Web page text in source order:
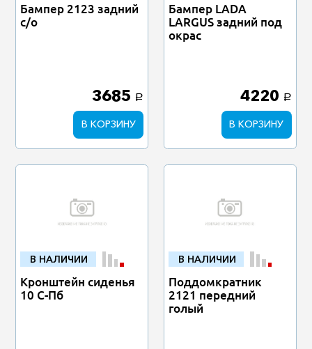
Бампер 2123 задний
с/о
3685 a
В КОРЗИНУ
Бампер LADA
LARGUS задний под
окрас
4220 a
В КОРЗИНУ
В НАЛИЧИИ
Кронштейн сиденья
10 С-Пб
В НАЛИЧИИ
Поддомкратник
2121 передний
голый